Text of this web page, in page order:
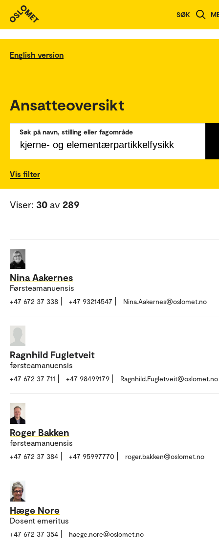
SØK
English version
Ansatteoversikt
Søk på navn, stilling eller fagområde
Vis filter
Viser: 30 av 289
Nina Aakernes
Førsteamanuensis
+47 672 37 338 +47 93214547 Nina.Aakernes@oslomet.no
Ragnhild Fugletveit
førsteamanuensis
+47 672 37 711 +47 98499179 Ragnhild.Fugletveit@oslomet.no
Roger Bakken
førsteamanuensis
+47 672 37 384 +47 95997770 roger.bakken@oslomet.no
Hæge Nore
Dosent emeritus
+47 672 37 354 haege.nore@oslomet.no